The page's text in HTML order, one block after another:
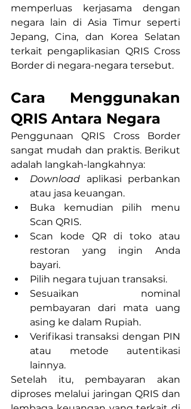
memperluas kerjasama dengan
negara lain di Asia Timur seperti
Jepang, Cina, dan Korea Selatan
terkait pengaplikasian QRIS Cross
Border di negara-negara tersebut.
Cara Menggunakan
QRIS Antara Negara
Penggunaan QRIS Cross Border
sangat mudah dan praktis. Berikut
adalah langkah-langkahnya:
Download aplikasi perbankan
atau jasa keuangan.
Buka kemudian pilih menu
Scan QRIS.
Scan kode QR di toko atau
restoran yang ingin Anda
bayari.
Pilih negara tujuan transaksi.
Sesuaikan nominal
pembayaran dari mata uang
asing ke dalam Rupiah.
Verifikasi transaksi dengan PIN
atau metode autentikasi
lainnya.
Setelah itu, pembayaran akan
diproses melalui jaringan QRIS dan